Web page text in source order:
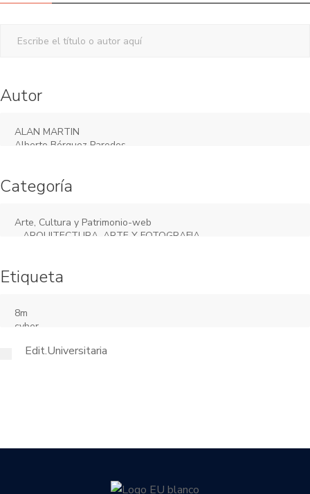
Autor
Categoría
Etiqueta
Edit.Universitaria